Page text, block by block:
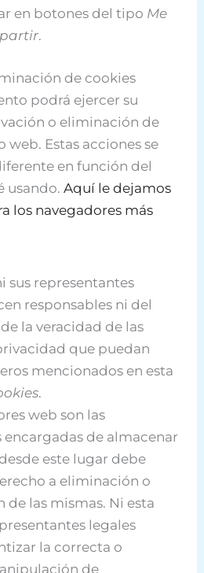
en botones del tipo Me
.
de cookies
podrá ejercer su
o eliminación de
web. Estas acciones se
en función del
usando.Aquí le dejamos
los navegadores más
sus representantes
responsables ni del
la veracidad de las
que puedan
mencionados en esta
.
web son las
encargadas de almacenar
este lugar debe
a eliminación o
de las mismas. Ni esta
legales
la correcta o
de